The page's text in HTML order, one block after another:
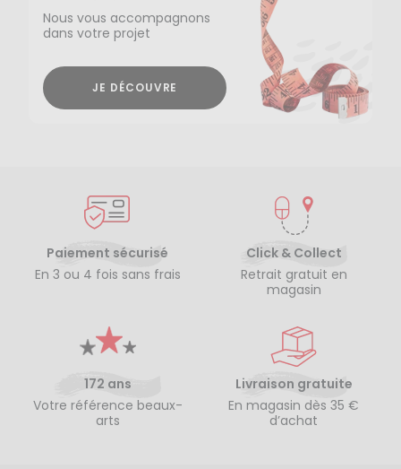
Nous vous accompagnons
dans votre projet
JE DÉCOUVRE
Paiement sécurisé
En 3 ou 4 fois sans frais
Click & Collect
Retrait gratuit en
magasin
172 ans
Votre référence beaux-
arts
Livraison gratuite
En magasin dès 35 €
d’achat